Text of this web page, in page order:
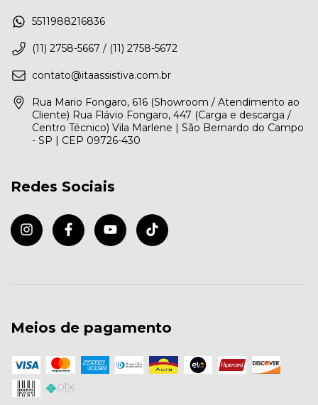
5511988216836
(11) 2758-5667 / (11) 2758-5672
contato@itaassistiva.com.br
Rua Mario Fongaro, 616 (Showroom / Atendimento ao
Cliente) Rua Flávio Fongaro, 447 (Carga e descarga /
Centro Técnico) Vila Marlene | São Bernardo do Campo
- SP | CEP 09726-430
Redes Sociais
Meios de pagamento